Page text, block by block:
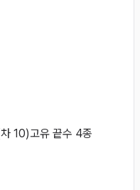
10)고유 끝수 4종